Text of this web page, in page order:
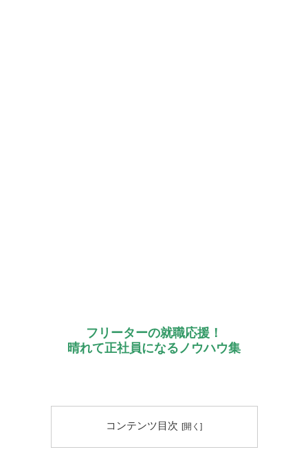
フリーターの就職応援！
晴れて正社員になるノウハウ集
コンテンツ目次